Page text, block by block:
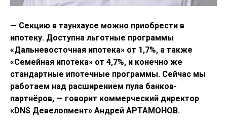
— Секцию в таунхаусе можно приобрести в
ипотеку. Доступна льготные программы
«Дальневосточная ипотека» от 1,7%, а также
«Семейная ипотека» от 4,7%, и конечно же
стандартные ипотечные программы. Сейчас мы
работаем над расширением пула банков-
партнёров, — говорит коммерческий директор
«DNS Девелопмент» Андрей АРТАМОНОВ.